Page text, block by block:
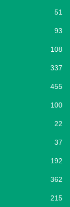
51
93
108
337
455
100
22
37
192
362
215